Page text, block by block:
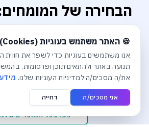
הבחירה של
הפרימיום
מוצרים שנבחרו בקפידה כדי להבטיח
ואיכות ללא פשרות. דברו עם המומחים
צפו בכל המוצרים
חלונית עוגיות נפתחה אוטומטית.
🍪 האתר משתמש בעוגיות (Cookies)
אנו משתמשים בעוגיות כדי לשפר את חווית
תנועה באתר ולהתאים תוכן ופרסומות.
את/ה מסכים/ה למדיניות העוגיות שלנו.
אני מסכים/ה דחייה